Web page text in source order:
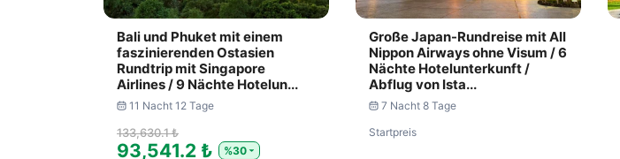
Bali und Phuket mit einem
faszinierenden Ostasien
Rundtrip mit Singapore
Airlines / 9 Nächte Hotelun...
11 Nacht 12 Tage
133,630.1 ₺
93,541.2 ₺
%30
Große Japan-Rundreise mit All
Nippon Airways ohne Visum / 6
Nächte Hotelunterkunft /
Abflug von Ista...
7 Nacht 8 Tage
Startpreis